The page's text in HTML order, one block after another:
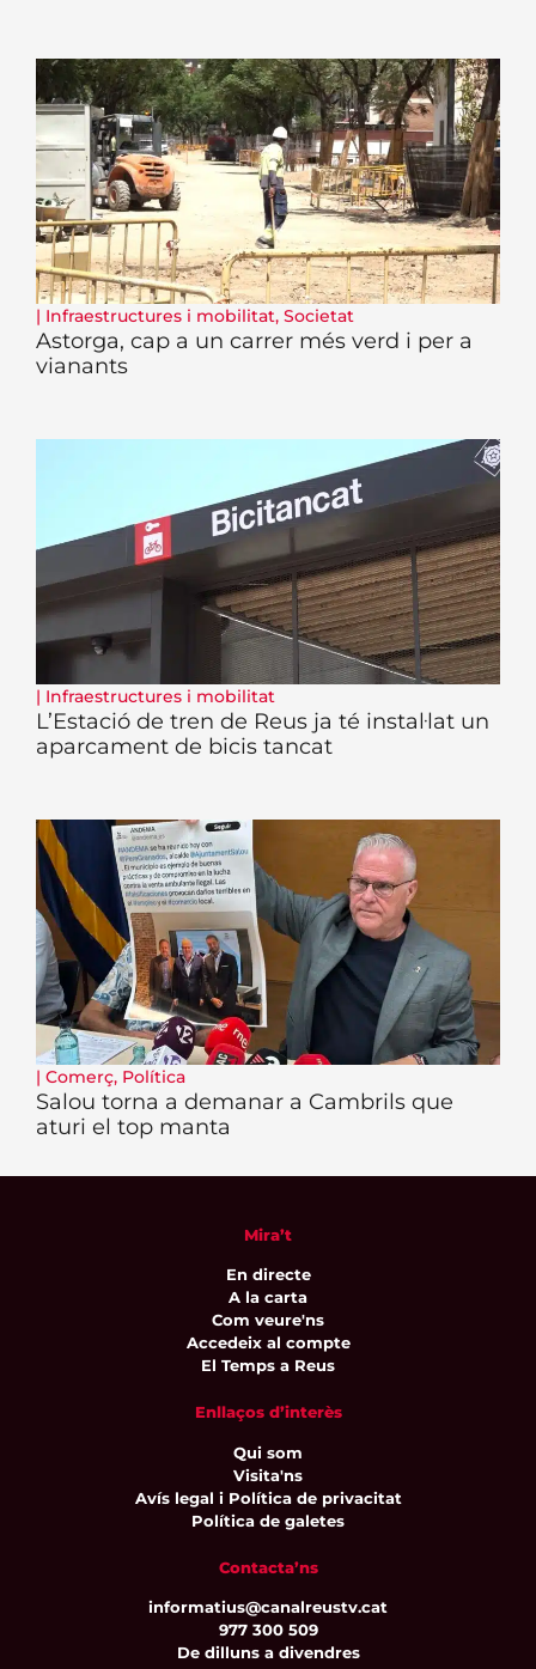
| Infraestructures i mobilitat, Societat
Astorga, cap a un carrer més verd i per a
vianants
| Infraestructures i mobilitat
L’Estació de tren de Reus ja té instal·lat un
aparcament de bicis tancat
| Comerç, Política
Salou torna a demanar a Cambrils que
aturi el top manta
Mira’t
En directe
A la carta
Com veure'ns
Accedeix al compte
El Temps a Reus
Enllaços d’interès
Qui som
Visita'ns
Avís legal i Política de privacitat
Política de galetes
Contacta’ns
informatius@canalreustv.cat
977 300 509
De dilluns a divendres